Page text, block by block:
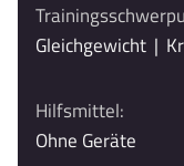
Gleichgewicht |
Hilfsmittel:
Ohne Geräte